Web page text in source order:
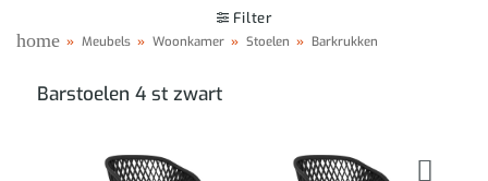
Filter
home » Meubels » Woonkamer » Stoelen » Barkrukken
Barstoelen 4 st zwart